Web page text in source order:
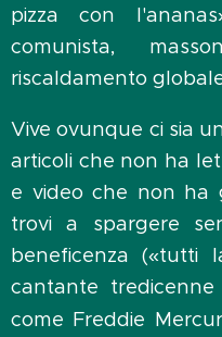
pizza con
comunista,
riscaldamento
Vive ovunque ci sia
articoli che non ha
e video che non ha
trovi a spargere
beneficenza («tutti
cantante
come Freddie